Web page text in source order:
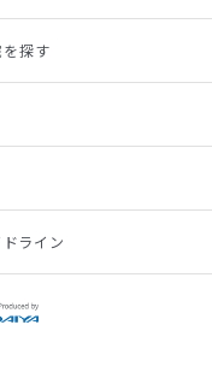
探す
ライン